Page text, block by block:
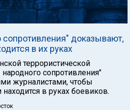
доказывают,
в их руках
террористической
сопротивления"
журналистами, чтобы
в руках боевиков.